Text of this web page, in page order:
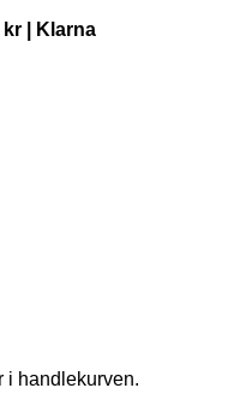
kr | Klarna
i handlekurven.